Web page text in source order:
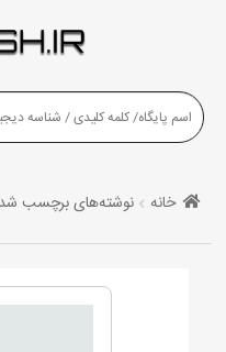
خانه نوشته‌های برچسب